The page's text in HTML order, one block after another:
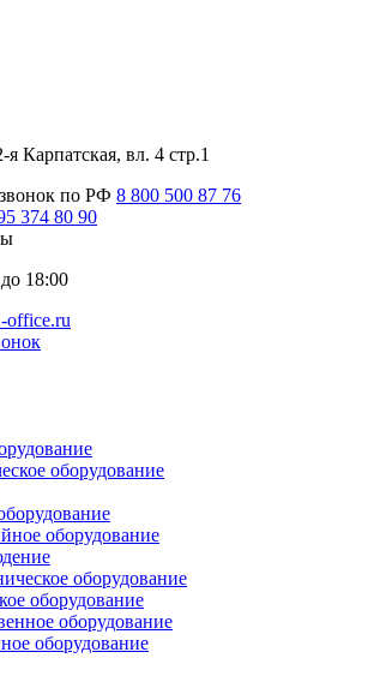
я Карпатская, вл. 4 стр.1
по РФ 8 800 500 87 76
374 80 90
18:00
office.ru
оборудование
оборудование
оборудование
оборудование
оборудование
оборудование